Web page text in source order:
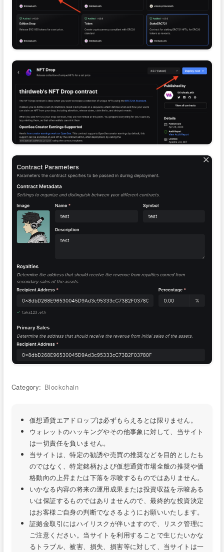
Category: Blockchain
仮想通貨エアドロップは必ずもらえるとは限りません。
ウォレットのハッキングやその他事象に対して、当サイト
は一切責任を負いません。
当サイトは、特定の勧誘や売買の推奨などを目的としたも
のではなく、特定銘柄および仮想通貨市場全般の推奨や価
格動向の上昇または下落を示唆するものではありません。
いかなる内容の将来の運用成果または投資収益を示唆ある
いは保証するものではありませんので、最終的な投資決定
はお客様ご自身の判断でなさるようにお願いいたします。
証拠金取引にはハイリスクが伴いますので、リスク管理に
ご注意ください。当サイトを利用することで生じたいかな
るトラブル、被害、損失、損害等に対して、当サイトは一